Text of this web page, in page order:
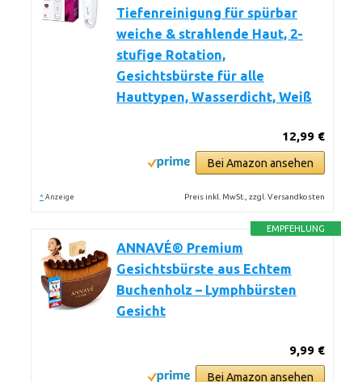
Tiefenreinigung für spürbar
weiche & strahlende Haut, 2-
stufige Rotation,
Gesichtsbürste für alle
Hauttypen, Wasserdicht, Weiß
12,99 €
Bei Amazon ansehen
* Anzeige Preis inkl. MwSt., zzgl. Versandkosten
EMPFEHLUNG
ANNAVÉ® Premium
Gesichtsbürste aus Echtem
Buchenholz – Lymphbürsten
Gesicht
9,99 €
Bei Amazon ansehen